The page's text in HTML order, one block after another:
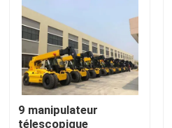
Visite de l'usine
Contrôle de la qualité
9 manipulateur
télescopique